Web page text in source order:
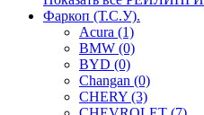
Фаркоп (Т.С.У).
Acura (1)
BMW (0)
BYD (0)
Changan (0)
CHERY (3)